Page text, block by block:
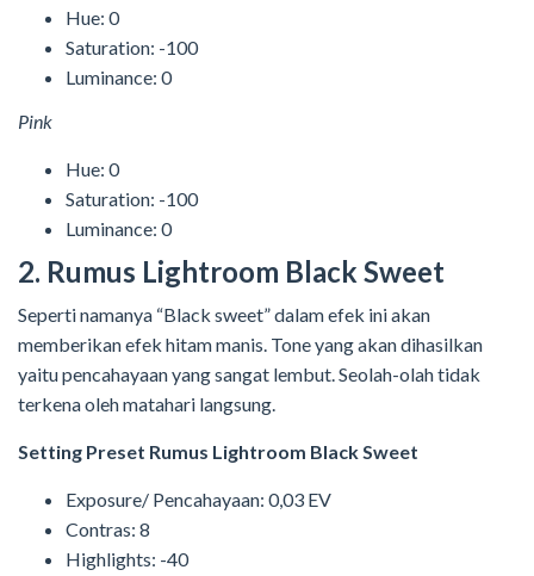
Hue: 0
Saturation: -100
Luminance: 0
Pink
Hue: 0
Saturation: -100
Luminance: 0
2. Rumus Lightroom Black Sweet
Seperti namanya “Black sweet” dalam efek ini akan
memberikan efek hitam manis. Tone yang akan dihasilkan
yaitu pencahayaan yang sangat lembut. Seolah-olah tidak
terkena oleh matahari langsung.
Setting Preset Rumus Lightroom Black Sweet
Exposure/ Pencahayaan: 0,03 EV
Contras: 8
Highlights: -40